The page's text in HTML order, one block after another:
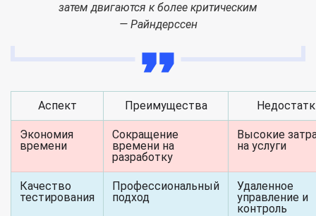
затем двигаются к более критическим
— Райндерссен
Аспект Преимущества
Экономия
времени
Сокращение
времени на
разработку
Высокие
на услуги
Качество
тестирования
Профессиональный
подход
Удаленное
управление и
контроль